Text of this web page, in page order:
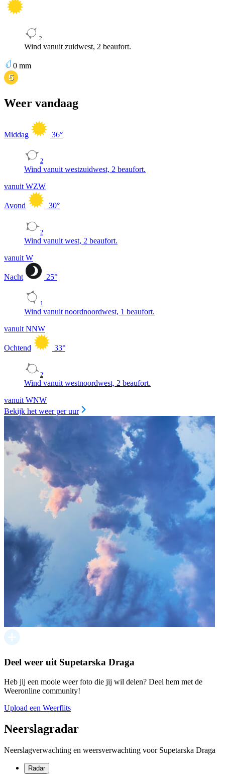
2
Wind vanuit zuidwest, 2 beaufort.
0 mm
Weer vandaag
Middag 36°
2
Wind vanuit westzuidwest, 2 beaufort.
vanuit WZW
Avond 30°
2
Wind vanuit west, 2 beaufort.
vanuit W
Nacht 25°
1
Wind vanuit noordnoordwest, 1 beaufort.
vanuit NNW
Ochtend 33°
2
Wind vanuit westnoordwest, 2 beaufort.
vanuit WNW
Bekijk het weer per uur
Deel weer uit Supetarska Draga
Heb jij een mooie weer foto die jij wil delen? Deel hem met de
Weeronline community!
Upload een Weerflits
Neerslagradar
Neerslagverwachting en weersverwachting voor Supetarska Draga
Radar